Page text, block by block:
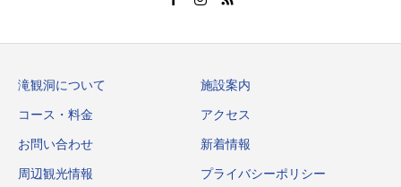
滝観洞について 施設案内
コース・料金 アクセス
お問い合わせ 新着情報
周辺観光情報 プライバシーポリシー